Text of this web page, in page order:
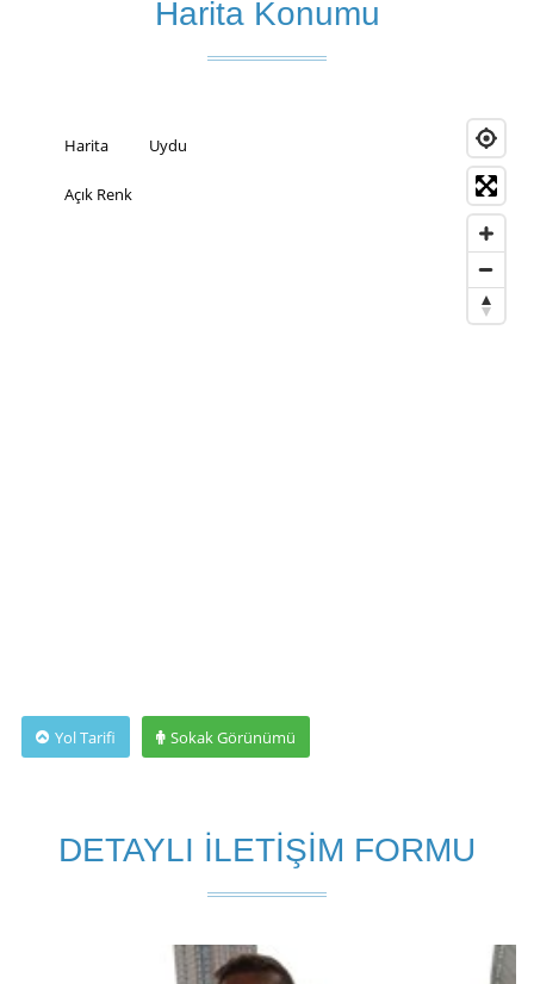
Harita Konumu
Harita Uydu
Açık Renk
Yol Tarifi Sokak Görünümü
DETAYLI İLETİŞİM FORMU